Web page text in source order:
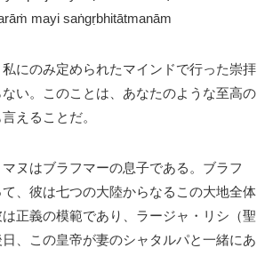
mayi saṅgṛbhitātmanām
にのみ定められたマインドで行った崇拝
い。このことは、あなたのような至高の
えることだ。
ヌはブラフマーの息子である。ブラフ
、彼は七つの大陸からなるこの大地全体
正義の模範であり、ラージャ・リシ（聖
、この皇帝が妻のシャタルパと一緒にあ